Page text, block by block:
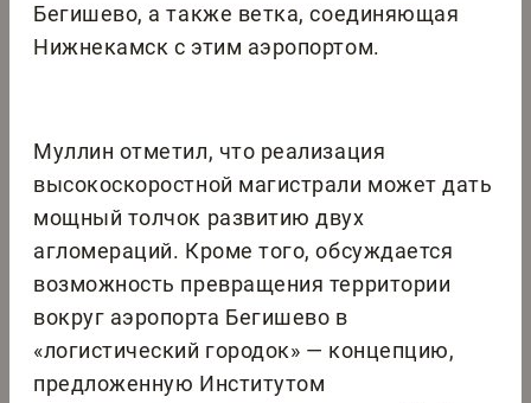
Бегишево, а также ветка, соединяющая
Нижнекамск с этим аэропортом.
Муллин отметил, что реализация
высокоскоростной магистрали может дать
мощный толчок развитию двух
агломераций. Кроме того, обсуждается
возможность превращения территории
вокруг аэропорта Бегишево в
«логистический городок» — концепцию,
предложенную Институтом